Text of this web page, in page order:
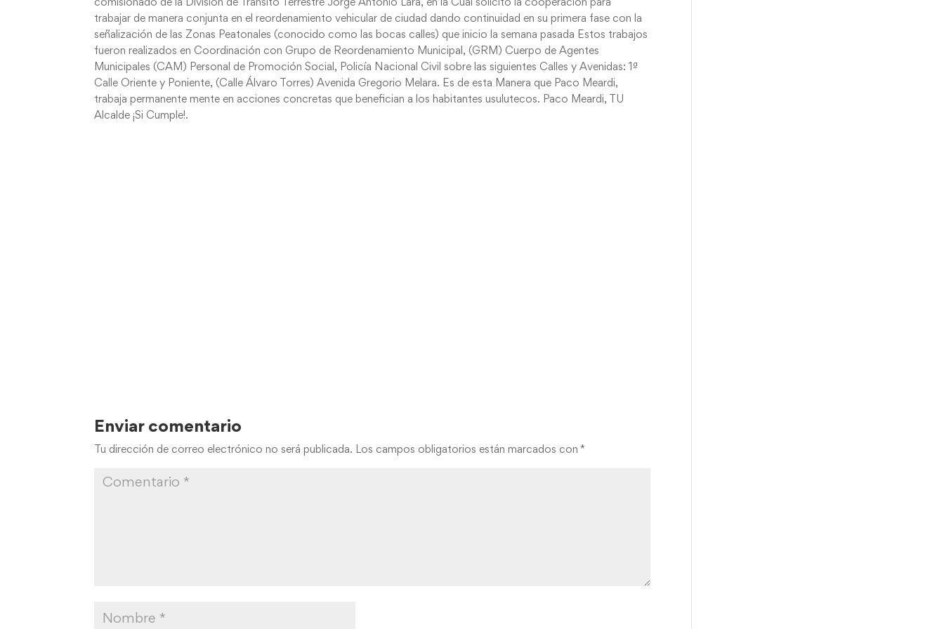
comisionado de la División de Tránsito Terrestre Jorge Antonio Lara, en la Cual solicitó la cooperación para
trabajar de manera conjunta en el reordenamiento vehicular de ciudad dando continuidad en su primera fase con la
señalización de las Zonas Peatonales (conocido como las bocas calles) que inicio la semana pasada Estos trabajos
fueron realizados en Coordinación con Grupo de Reordenamiento Municipal, (GRM) Cuerpo de Agentes
Municipales (CAM) Personal de Promoción Social, Policía Nacional Civil sobre las siguientes Calles y Avenidas: 1ª
Calle Oriente y Poniente, (Calle Álvaro Torres) Avenida Gregorio Melara. Es de esta Manera que Paco Meardi,
trabaja permanente mente en acciones concretas que benefician a los habitantes usulutecos. Paco Meardi, TU
Alcalde ¡Si Cumple!.
Enviar comentario
Tu dirección de correo electrónico no será publicada. Los campos obligatorios están marcados con*